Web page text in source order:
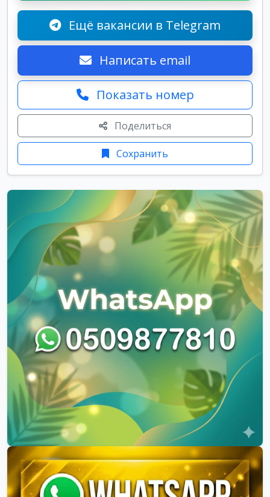
Ещё вакансии в Telegram
Написать email
Показать номер
Поделиться
Сохранить